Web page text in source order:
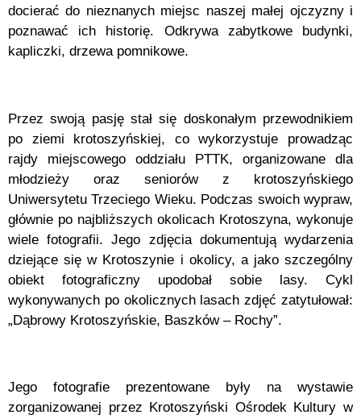
docierać do nieznanych miejsc naszej małej ojczyzny i
poznawać ich historię. Odkrywa zabytkowe budynki,
kapliczki, drzewa pomnikowe.
Przez swoją pasję stał się doskonałym przewodnikiem
po ziemi krotoszyńskiej, co wykorzystuje prowadząc
rajdy miejscowego oddziału PTTK, organizowane dla
młodzieży oraz seniorów z krotoszyńskiego
Uniwersytetu Trzeciego Wieku. Podczas swoich wypraw,
głównie po najbliższych okolicach Krotoszyna, wykonuje
wiele fotografii. Jego zdjęcia dokumentują wydarzenia
dziejące się w Krotoszynie i okolicy, a jako szczególny
obiekt fotograficzny upodobał sobie lasy. Cykl
wykonywanych po okolicznych lasach zdjęć zatytułował:
„Dąbrowy Krotoszyńskie, Baszków – Rochy”.
Jego fotografie prezentowane były na wystawie
zorganizowanej przez Krotoszyński Ośrodek Kultury w